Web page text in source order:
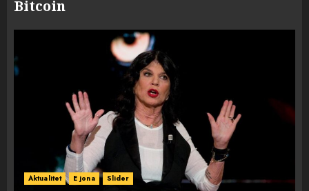
Bitcoin
Aktualitet E jona Slider